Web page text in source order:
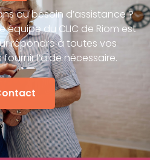
ou besoin d’assistance ?
du CLIC de Riom est
répondre à toutes vos
l’aide nécessaire.